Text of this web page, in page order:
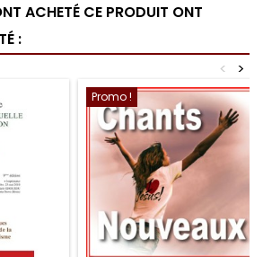
ACHETÉ CE PRODUIT ONT
:
>
<
Promo !